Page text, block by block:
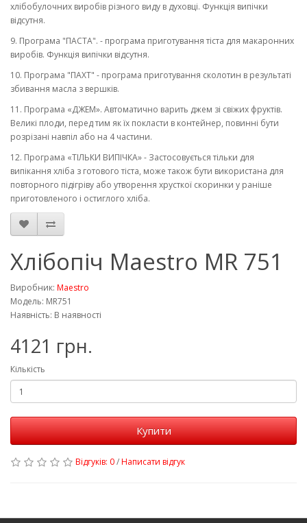
хлібобулочних виробів різного виду в духовці. Функція випічки
відсутня.
9. Програма "ПАСТА". - програма приготування тіста для макаронних
виробів. Функція випічки відсутня.
10. Програма "ПАХТ" - програма приготування сколотин в результаті
збивання масла з вершків.
11. Програма «ДЖЕМ». Автоматично варить джем зі свіжих фруктів.
Великі плоди, перед тим як їх покласти в контейнер, повинні бути
розрізані навпіл або на 4 частини.
12. Програма «ТІЛЬКИ ВИПІЧКА» - Застосовується тільки для
випікання хліба з готового тіста, може також бути використана для
повторного підігріву або утворення хрусткої скоринки у раніше
приготовленого і остиглого хліба.
Хлібопіч Maestro MR 751
Виробник: Maestro
Модель: MR751
Наявність: В наявності
4121 грн.
Кількість
Купити
Відгуків: 0/Написати відгук